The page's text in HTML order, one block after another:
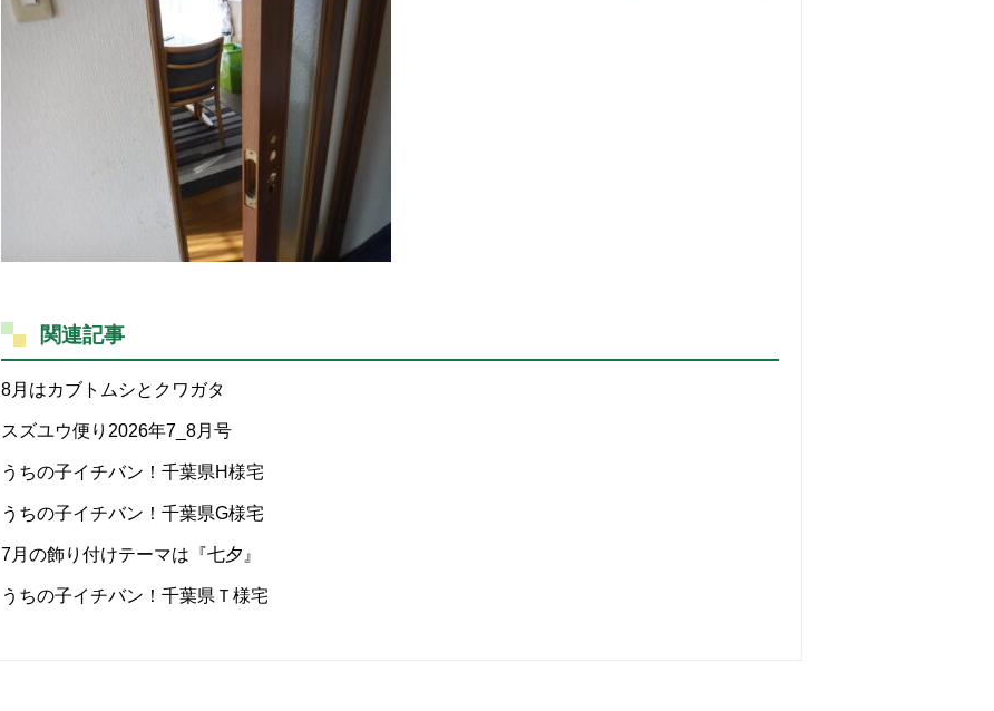
関連記事
8月はカブトムシとクワガタ
スズユウ便り2026年7_8月号
うちの子イチバン！千葉県H様宅
うちの子イチバン！千葉県G様宅
7月の飾り付けテーマは『七夕』
うちの子イチバン！千葉県Ｔ様宅